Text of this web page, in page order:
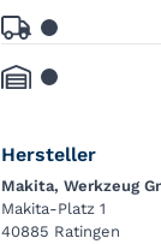
Hersteller
Makita, Werkzeug
Makita-Platz 1
40885 Ratingen